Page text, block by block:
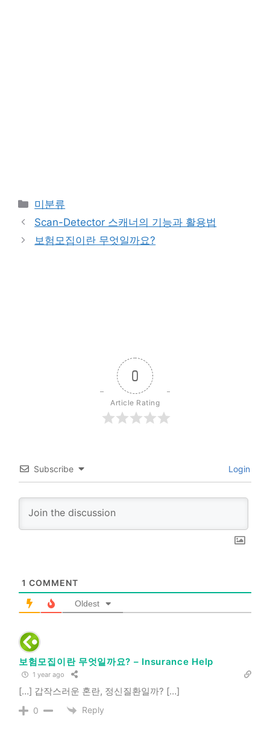
Categories
미분류
Scan-Detector 스캐너의 기능과 활용법
보험모집이란 무엇일까요?
0
Article Rating
Subscribe Login
1 COMMENT
Oldest
보험모집이란 무엇일까요? – Insurance Help
1 year ago
[…] 갑작스러운 혼란, 정신질환일까? […]
0 Reply